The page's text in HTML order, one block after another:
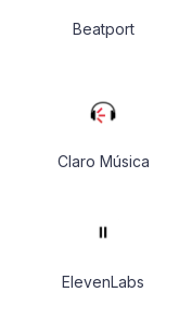
Beatport
Claro Música
ElevenLabs